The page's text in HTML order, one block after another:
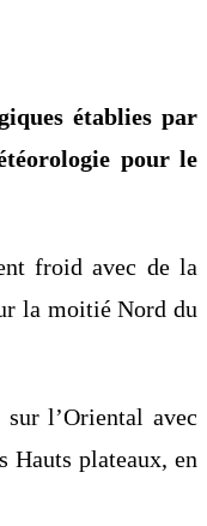
établies par
pour le
froid avec de la
la moitié Nord du
sur l’Oriental avec
Hauts plateaux, en